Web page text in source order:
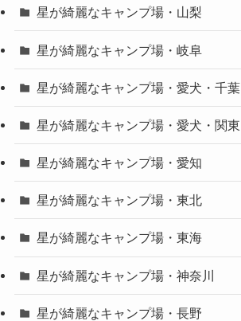
星が綺麗なキャンプ場・山梨
星が綺麗なキャンプ場・岐阜
星が綺麗なキャンプ場・愛犬・千葉
星が綺麗なキャンプ場・愛犬・関東
星が綺麗なキャンプ場・愛知
星が綺麗なキャンプ場・東北
星が綺麗なキャンプ場・東海
星が綺麗なキャンプ場・神奈川
星が綺麗なキャンプ場・長野